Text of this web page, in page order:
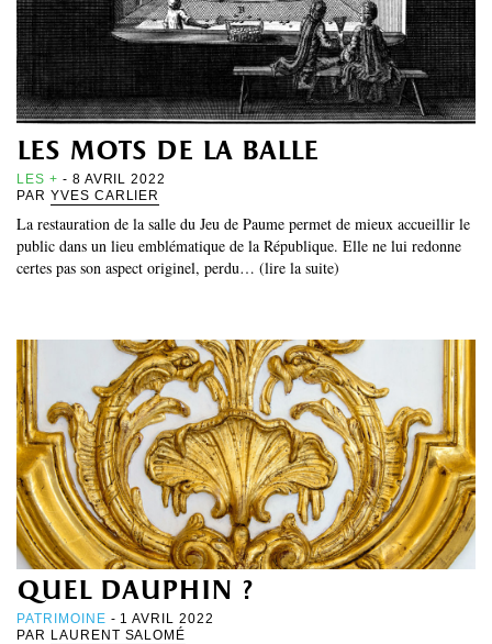
LES +
ABONNEMENT GRATUIT AU MAGAZINE
les mots de la balle
LES + - 8 AVRIL 2022
PAR YVES CARLIER
La restauration de la salle du Jeu de Paume permet de mieux accueillir le
public dans un lieu emblématique de la République. Elle ne lui redonne
certes pas son aspect originel, perdu… (lire la suite)
quel dauphin ?
PATRIMOINE - 1 AVRIL 2022
PAR LAURENT SALOMÉ